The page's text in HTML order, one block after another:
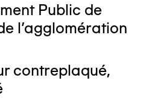
Public de
l'agglomération
contreplaqué,